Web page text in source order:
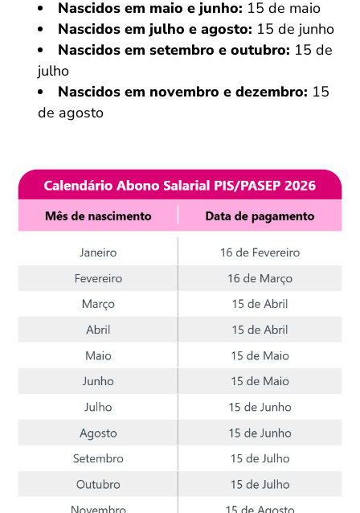
Nascidos em maio e junho: 15 de maio
Nascidos em julho e agosto: 15 de junho
Nascidos em setembro e outubro: 15 de
julho
Nascidos em novembro e dezembro: 15
de agosto